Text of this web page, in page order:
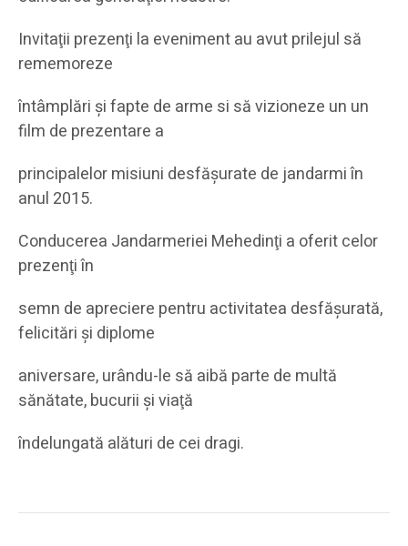
Invitaţii prezenţi la eveniment au avut prilejul să
rememoreze
întâmplări şi fapte de arme si să vizioneze un un
film de prezentare a
principalelor misiuni desfășurate de jandarmi în
anul 2015.
Conducerea Jandarmeriei Mehedinţi a oferit celor
prezenţi în
semn de apreciere pentru activitatea desfăşurată,
felicitări şi diplome
aniversare, urându-le să aibă parte de multă
sănătate, bucurii şi viaţă
îndelungată alături de cei dragi.